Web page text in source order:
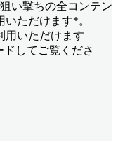
い撃ちの全コンテン
ただけます*。
用いただけます
してご覧くださ